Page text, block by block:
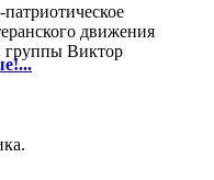
движения
группы Виктор